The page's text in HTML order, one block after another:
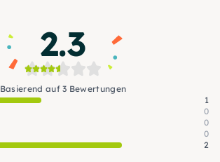
2.3
Basierend auf 3 Bewertungen
1
0
0
0
2